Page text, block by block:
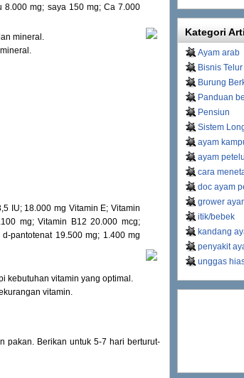
8.000 mg; saya 150 mg; Ca 7.000
mineral.
IU; 18.000 mg Vitamin E; Vitamin
mg; Vitamin B12 20.000 mcg;
pantotenat 19.500 mg; 1.400 mg
kebutuhan vitamin yang optimal.
vitamin.
pakan. Berikan untuk 5-7 hari berturut-
Kategori
Ayam arab
Bisnis Telur
Burung
Panduan
Pensiun
Sistem
ayam
ayam
cara
doc ayam
grower
itik/bebek
kandang
penyakit
unggas